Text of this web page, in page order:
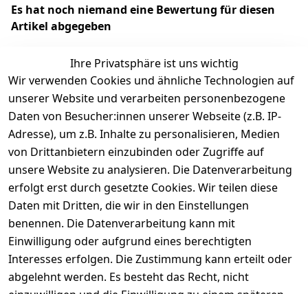
Es hat noch niemand eine Bewertung für diesen
Artikel abgegeben
EU-Verantwortliche Person - klicken Sie für Details
Ihre Privatsphäre ist uns wichtig
Wir verwenden Cookies und ähnliche Technologien auf
unserer Website und verarbeiten personenbezogene
Daten von Besucher:innen unserer Webseite (z.B. IP-
Adresse), um z.B. Inhalte zu personalisieren, Medien
von Drittanbietern einzubinden oder Zugriffe auf
unsere Website zu analysieren. Die Datenverarbeitung
erfolgt erst durch gesetzte Cookies. Wir teilen diese
Daten mit Dritten, die wir in den Einstellungen
benennen. Die Datenverarbeitung kann mit
Einwilligung oder aufgrund eines berechtigten
Interesses erfolgen. Die Zustimmung kann erteilt oder
abgelehnt werden. Es besteht das Recht, nicht
Rechtliches
AGB
Services
Kontakt
Zahlungsm
öglichkeite
n
Versanddie
nstleister